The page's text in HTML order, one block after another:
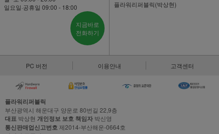
일요일·공휴일 09:00 - 18:00
지금바로
전화하기
플라워리퍼블릭(박상현)
PC 버전 이용안내 고객센터
플라워리퍼블릭
부산광역시 해운대구 양운로 80번길 22,9층
대표 박상현 개인정보 보호 책임자 박신영
통신판매업신고번호제2014-부산해운-0664호